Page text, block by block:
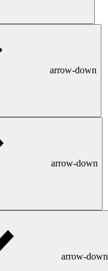
arrow-down
arrow-down
arrow-down